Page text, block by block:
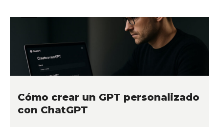
Cómo crear un GPT personalizado
con ChatGPT